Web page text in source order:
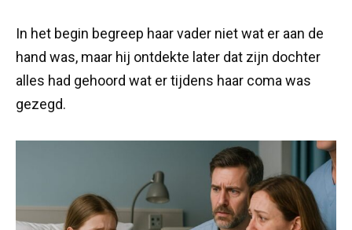
In het begin begreep haar vader niet wat er aan de
hand was, maar hij ontdekte later dat zijn dochter
alles had gehoord wat er tijdens haar coma was
gezegd.